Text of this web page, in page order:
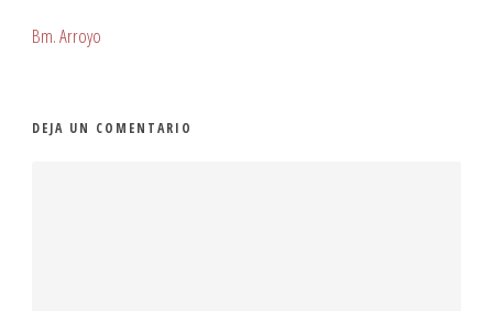
Bm. Arroyo
DEJA UN COMENTARIO